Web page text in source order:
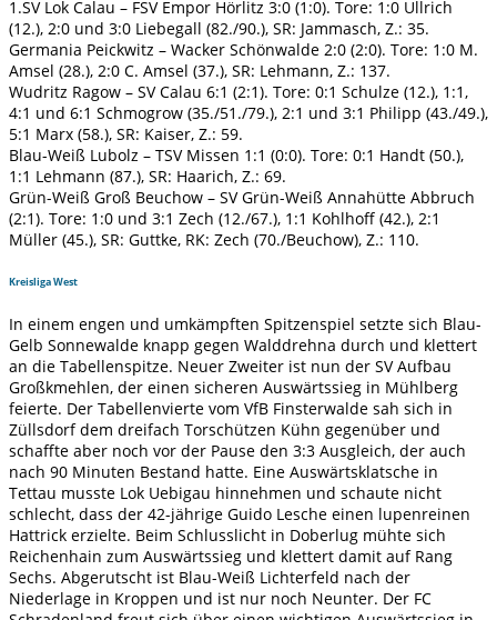
1.SV Lok Calau – FSV Empor Hörlitz 3:0 (1:0). Tore: 1:0 Ullrich
(12.), 2:0 und 3:0 Liebegall (82./90.), SR: Jammasch, Z.: 35.
Germania Peickwitz – Wacker Schönwalde 2:0 (2:0). Tore: 1:0 M.
Amsel (28.), 2:0 C. Amsel (37.), SR: Lehmann, Z.: 137.
Wudritz Ragow – SV Calau 6:1 (2:1). Tore: 0:1 Schulze (12.), 1:1,
4:1 und 6:1 Schmogrow (35./51./79.), 2:1 und 3:1 Philipp (43./49.),
5:1 Marx (58.), SR: Kaiser, Z.: 59.
Blau-Weiß Lubolz – TSV Missen 1:1 (0:0). Tore: 0:1 Handt (50.),
1:1 Lehmann (87.), SR: Haarich, Z.: 69.
Grün-Weiß Groß Beuchow – SV Grün-Weiß Annahütte Abbruch
(2:1). Tore: 1:0 und 3:1 Zech (12./67.), 1:1 Kohlhoff (42.), 2:1
Müller (45.), SR: Guttke, RK: Zech (70./Beuchow), Z.: 110.
Kreisliga West
In einem engen und umkämpften Spitzenspiel setzte sich Blau-
Gelb Sonnewalde knapp gegen Walddrehna durch und klettert
an die Tabellenspitze. Neuer Zweiter ist nun der SV Aufbau
Großkmehlen, der einen sicheren Auswärtssieg in Mühlberg
feierte. Der Tabellenvierte vom VfB Finsterwalde sah sich in
Züllsdorf dem dreifach Torschützen Kühn gegenüber und
schaffte aber noch vor der Pause den 3:3 Ausgleich, der auch
nach 90 Minuten Bestand hatte. Eine Auswärtsklatsche in
Tettau musste Lok Uebigau hinnehmen und schaute nicht
schlecht, dass der 42-jährige Guido Lesche einen lupenreinen
Hattrick erzielte. Beim Schlusslicht in Doberlug mühte sich
Reichenhain zum Auswärtssieg und klettert damit auf Rang
Sechs. Abgerutscht ist Blau-Weiß Lichterfeld nach der
Niederlage in Kroppen und ist nur noch Neunter. Der FC